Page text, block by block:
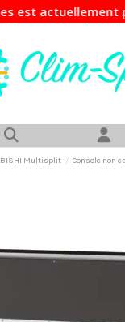
Multisplit
Console non